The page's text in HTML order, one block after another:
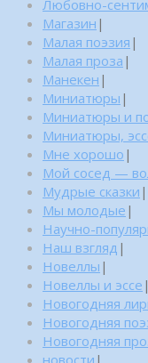
Любовно-
Магазин |
Малая поэзия |
Малая проза |
Манекен |
Миниатюры |
Миниатюры и
Миниатюры,
Мне хорошо |
Мой сосед —
Мудрые сказки |
Мы молодые |
Научно-
Наш взгляд |
Новеллы |
Новеллы и эссе |
Новогодняя
Новогодняя
Новогодняя